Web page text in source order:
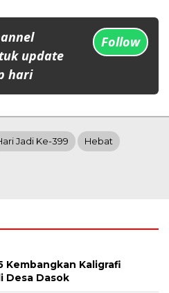
update
hari
Follow
Jadi Ke-399 Hebat
Kembangkan Kaligrafi
Desa Dasok